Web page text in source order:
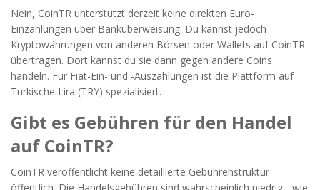
Nein, CoinTR unterstützt derzeit keine direkten Euro-
Einzahlungen über Banküberweisung. Du kannst jedoch
Kryptowährungen von anderen Börsen oder Wallets auf CoinTR
übertragen. Dort kannst du sie dann gegen andere Coins
handeln. Für Fiat-Ein- und -Auszahlungen ist die Plattform auf
Türkische Lira (TRY) spezialisiert.
Gibt es Gebühren für den Handel
auf CoinTR?
CoinTR veröffentlicht keine detaillierte Gebührenstruktur